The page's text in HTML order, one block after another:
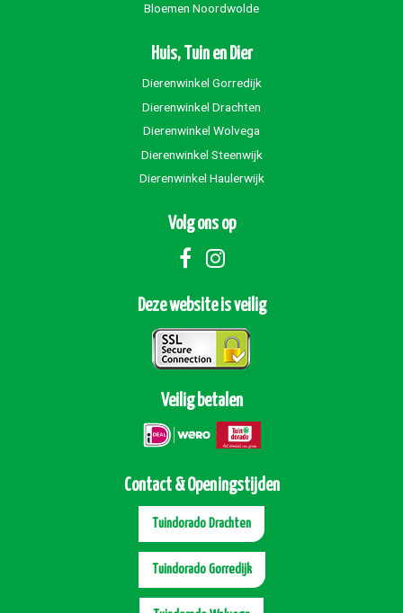
Bloemen Noordwolde
Huis, Tuin en Dier
Dierenwinkel Gorredijk
Dierenwinkel Drachten
Dierenwinkel Wolvega
Dierenwinkel Steenwijk
Dierenwinkel Haulerwijk
Volg ons op
Deze website is veilig
Veilig betalen
Contact & Openingstijden
Tuindorado Drachten
Tuindorado Gorredijk